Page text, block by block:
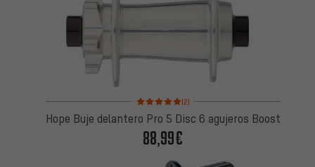
Valoración media: 5 de 5 basada en 2 reseñas
(2)
Hope Buje delantero Pro 5 Disc 6 agujeros Boost
88,99€